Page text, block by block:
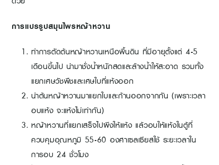
การแปรรูปสมุนไพรหญ้าหวาน
ทำการตัดต้นหญ้าหวานเหนือพื้นดิน ที่มีอายุตั้งแต่ 4-5
เดือนขึ้นไป นำมาชั่งน้ำหนักสดและล้างน้ำให้สะอาด รวมทั้ง
แยกเศษวัชพืชและเศษใบที่แห้งออก
นำต้นหญ้าหวานมาแยกใบและก้านออกจากกัน (เพราะเวลา
อบแห้ง จะแห้งไม่เท่ากัน)
หญ้าหวานที่แยกเสร็จไปผึงให้แห้ง แล้วอบให้แห้งในตู้ที่
ควบคุมอุณหภูมิ 55-60 องศาเซลเซียสใช้ ระยะเวลาใน
การอบ 24 ชั่วโมง